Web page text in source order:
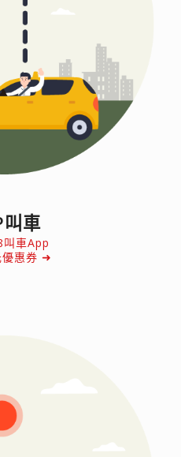
車
車App
惠券 ➜